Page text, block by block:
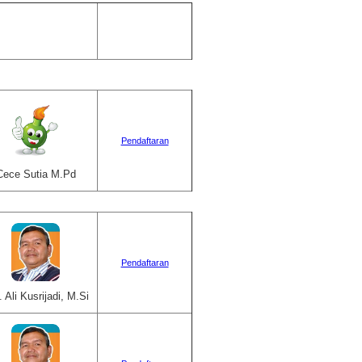
Sutia M.Pd
Pendaftaran
Ali Kusrijadi, M.Si
Pendaftaran